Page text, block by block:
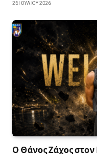
26 ΙΟΥΛΊΟΥ 2026
Ο Θάνος Ζάχος